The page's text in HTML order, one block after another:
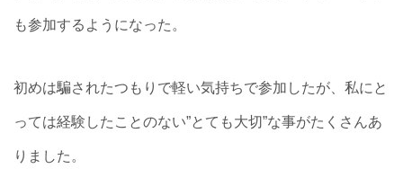
も参加するようになった。
初めは騙されたつもりで軽い気持ちで参加したが、私にと
っては経験したことのない”とても大切”な事がたくさんあ
りました。